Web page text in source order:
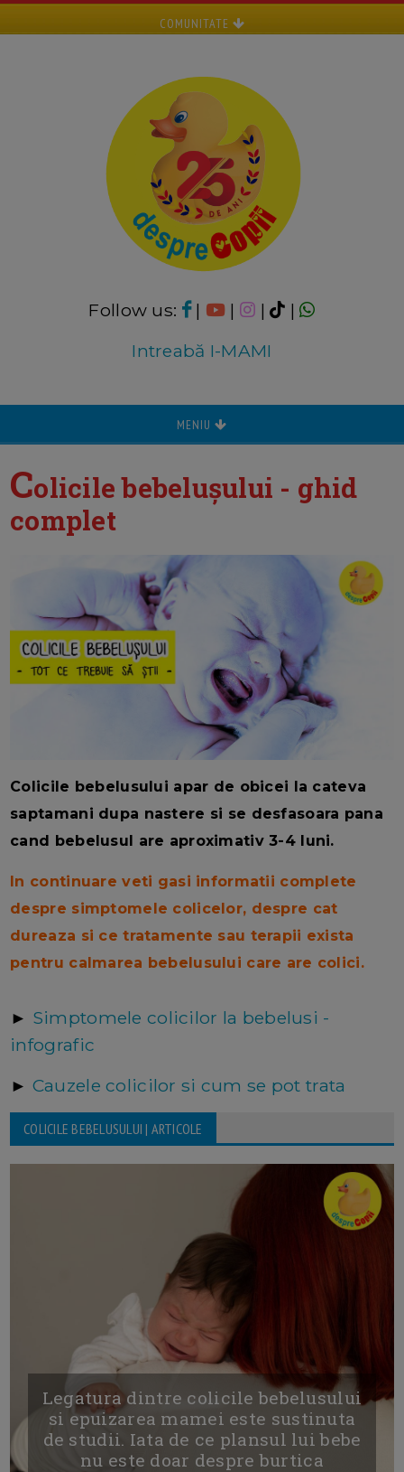
COMUNITATE
Follow us: | | |
|
Intreabă I-MAMI
MENIU
Colicile bebelușului - ghid
complet
Colicile bebelusului apar de obicei la cateva
saptamani dupa nastere si se desfasoara pana
cand bebelusul are aproximativ 3-4 luni.
In continuare veti gasi informatii complete
despre simptomele colicelor, despre cat
dureaza si ce tratamente sau terapii exista
pentru calmarea bebelusului care are colici.
► Simptomele colicilor la bebelusi -
infografic
► Cauzele colicilor si cum se pot trata
COLICILE BEBELUSULUI | ARTICOLE
Legatura dintre colicile bebelusului
si epuizarea mamei este sustinuta
de studii. Iata de ce plansul lui bebe
nu este doar despre burtica